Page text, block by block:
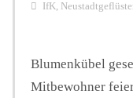
IfK,
Blumenkübel
Mitbewohner